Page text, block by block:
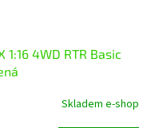
1:16 4WD RTR Basic
Skladem e-shop